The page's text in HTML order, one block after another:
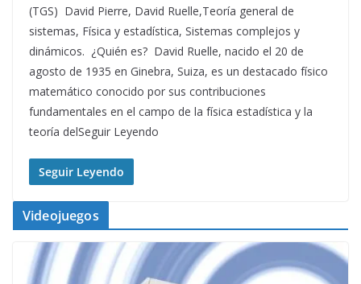
(TGS) David Pierre, David Ruelle,Teoría general de
sistemas, Física y estadística, Sistemas complejos y
dinámicos. ¿Quién es? David Ruelle, nacido el 20 de
agosto de 1935 en Ginebra, Suiza, es un destacado físico
matemático conocido por sus contribuciones
fundamentales en el campo de la física estadística y la
teoría delSeguir Leyendo
Seguir Leyendo
Videojuegos